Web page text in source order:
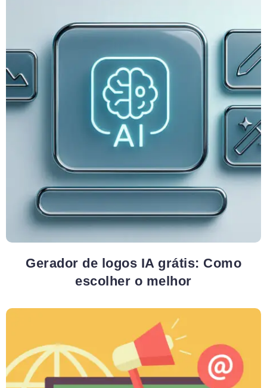
Gerador de logos IA grátis: Como
escolher o melhor